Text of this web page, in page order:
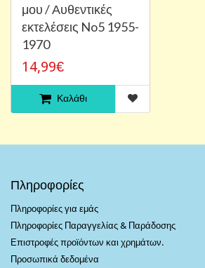
μου / Αυθεντικές
εκτελέσεις No5 1955-
1970
14,99€
Καλάθι
Πληροφορίες
Πληροφορίες για εμάς
Πληροφορίες Παραγγελίας & Παράδοσης
Επιστροφές προϊόντων και χρημάτων.
Προσωπικά δεδομένα